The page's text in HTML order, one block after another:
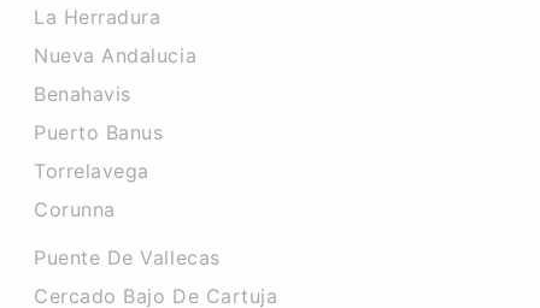
La Herradura
Nueva Andalucia
Benahavis
Puerto Banus
Torrelavega
Corunna
Puente De Vallecas
Cercado Bajo De Cartuja